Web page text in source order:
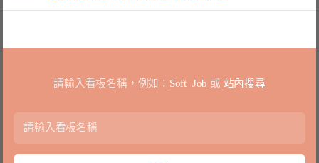
請輸入看板名稱，例如： Soft_Job 或 站內搜尋